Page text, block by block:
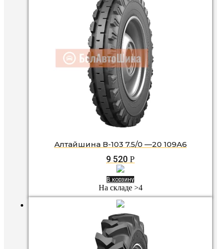
Алтайшина В-103 7.5/0 —20 109A6
9 520 Р
В корзину
На складе >4